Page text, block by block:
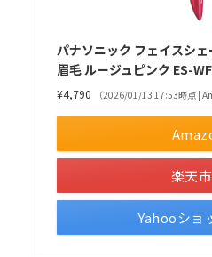
パナソニック フェイスシ
眉毛 ルージュピンク ES-
¥4,790 （2026/01/13 17:53時点 |
楽天
Yahooショ